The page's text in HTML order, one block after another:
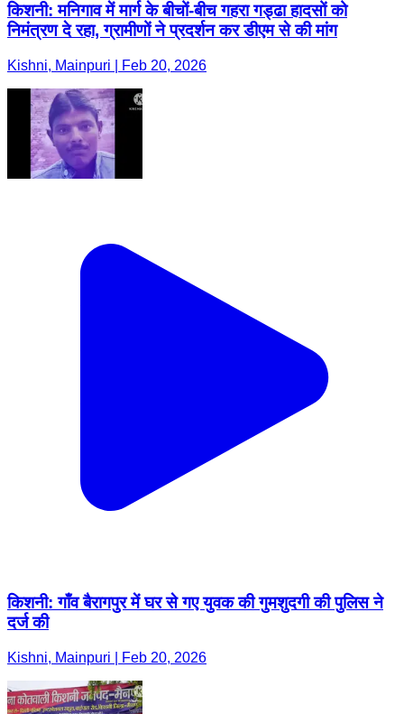
किशनी: मनिगाव में मार्ग के बीचों-बीच गहरा गड्ढा हादसों को
निमंत्रण दे रहा, ग्रामीणों ने प्रदर्शन कर डीएम से की मांग
Kishni, Mainpuri | Feb 20, 2026
किशनी: गाँव बैरागपुर में घर से गए युवक की गुमशुदगी की पुलिस ने
दर्ज की
Kishni, Mainpuri | Feb 20, 2026